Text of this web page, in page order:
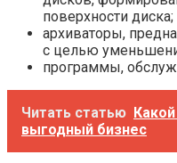
поверхности диска;
архиваторы,
с целью
программы,
Читать статью
выгодный бизнес